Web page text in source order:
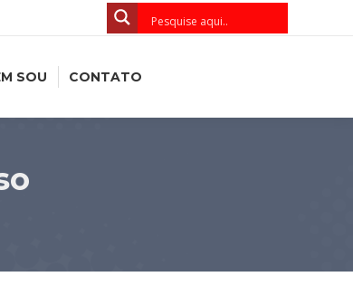
SOU CONTATO